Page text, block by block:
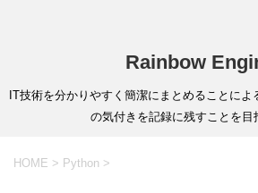
Rainbow
IT技術を分かりやすく簡潔にまとめることに
の気付きを記録に残すことを目
HOME > Python >